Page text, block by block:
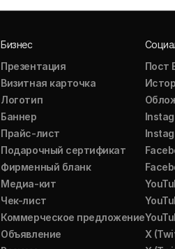
Бизнес
Презентация
Визитная карточка
Логотип
Баннер
Прайс-лист
Подарочный сертификат
Фирменный бланк
Медиа-кит
Чек-лист
Коммерческое предложение
Объявление
Пост
X